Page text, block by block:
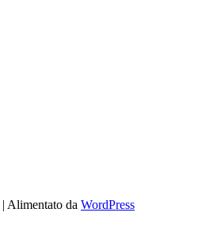
| Alimentato da WordPress